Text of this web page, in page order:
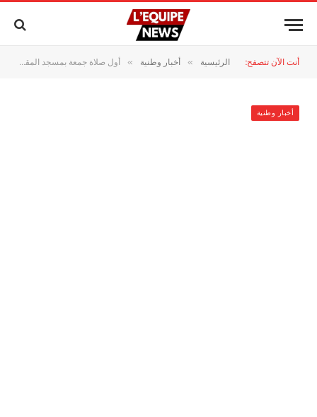
أنت الآن تتصفح: الرئيسية » أخبار وطنية » أول صلاة جمعة بمسجد المقر الجديد للأمن الوطني بالرباط.. تعزيز للأمن الروحي داخل المؤسسة الأمنية
أخبار وطنية